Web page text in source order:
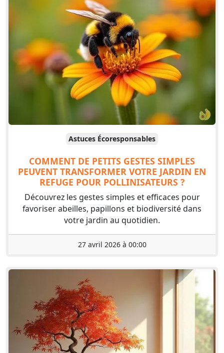
Astuces Écoresponsables
COMMENT DE PETITS GESTES SIMPLES
PEUVENT TRANSFORMER VOTRE JARDIN EN
REFUGE POUR POLLINISATEURS ?
Découvrez les gestes simples et efficaces pour
favoriser abeilles, papillons et biodiversité dans
votre jardin au quotidien.
27 avril 2026 à 00:00